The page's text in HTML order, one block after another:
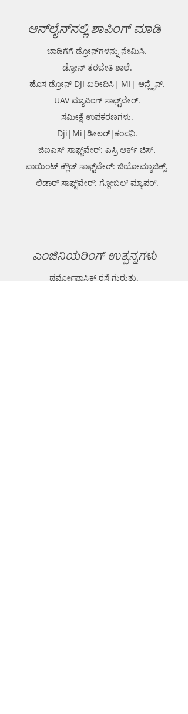
cables, etc.) for excavation planning
and damage avoidance.. We
provide consolidated complete
solution to create detailed digital
mapping of underground utility
lines in GIS platform.This exercise
helps in detection of buried
utilities (pipes, cables, etc.) for
excavation planning and damage
avoidance. Ground Penetrating
Radar Equipment for buying in
India.
ಆನ್‌ಲೈನ್‌ನಲ್ಲಿ ಶಾಪಿಂಗ್ ಮಾಡಿ
ಬಾಡಿಗೆಗೆ ಡ್ರೋನ್‌ಗಳನ್ನು ನೇಮಿಸಿ.
ಡ್ರೋನ್ ತರಬೇತಿ ಶಾಲೆ.
ಹೊಸ ಡ್ರೋನ್ DJI ಖರೀದಿಸಿ| MI| ಆನ್ಲೈನ್.
UAV ಮ್ಯಾಪಿಂಗ್ ಸಾಫ್ಟ್‌ವೇರ್.
ಸಮೀಕ್ಷೆ ಉಪಕರಣಗಳು.
Dji|Mi|ಡೀಲರ್|ಕಂಪನಿ.
ಜಿಐಎಸ್ ಸಾಫ್ಟ್‌ವೇರ್: ಎಸ್ರಿ ಆರ್ಕ್ ಜಿಸ್.
ಪಾಯಿಂಟ್ ಕ್ಲೌಡ್ ಸಾಫ್ಟ್‌ವೇರ್: ಜಿಯೋಮ್ಯಾಜಿಕ್ಸ್.
ಲಿಡಾರ್ ಸಾಫ್ಟ್‌ವೇರ್: ಗ್ಲೋಬಲ್ ಮ್ಯಾಪರ್.
ಎಂಜಿನಿಯರಿಂಗ್ ಉತ್ಪನ್ನಗಳು
ಥರ್ಮೋಪ್ಲಾಸ್ಟಿಕ್ ರಸ್ತೆ ಗುರುತು.